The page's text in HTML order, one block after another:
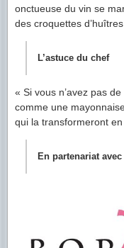
onctueuse du vin se
des croquettes
L’astuce du chef
« Si vous n’avez pas
comme une
qui la transformeront
En partenariat